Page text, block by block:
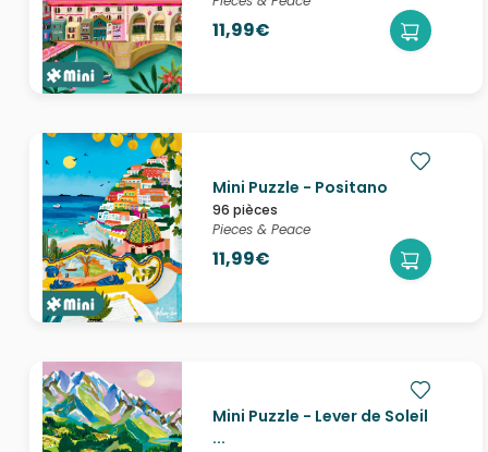
11,99€
Mini Puzzle - Positano
96 pièces
Pieces & Peace
11,99€
Mini Puzzle - Lever de Soleil
...